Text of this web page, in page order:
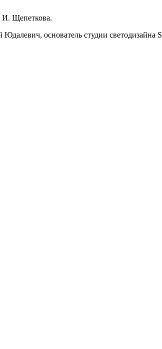
И. Щепеткова.
основатель студии светодизайна